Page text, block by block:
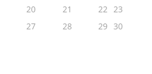
20 21 22 23
27 28 29
30